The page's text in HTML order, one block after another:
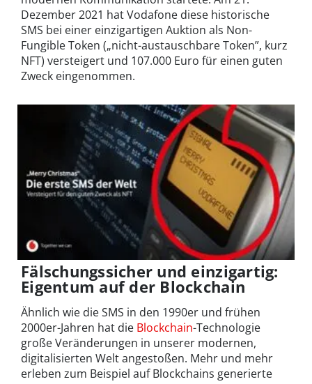
Dezember 2021 hat Vodafone diese historische
SMS bei einer einzigartigen Auktion als Non-
Fungible Token („nicht-austauschbare Token”, kurz
NFT) versteigert und 107.000 Euro für einen guten
Zweck eingenommen.
Fälschungssicher und einzigartig:
Eigentum auf der Blockchain
Ähnlich wie die SMS in den 1990er und frühen
2000er-Jahren hat die Blockchain-Technologie
große Veränderungen in unserer modernen,
digitalisierten Welt angestoßen. Mehr und mehr
erleben zum Beispiel auf Blockchains generierte